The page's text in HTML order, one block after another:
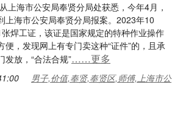
上海市公安局奉贤分局处获悉，今年4月，
上海市公安局奉贤分局报案。2023年10
焊工证，该证是国家规定的特种作业操作
便，发现网上有专门卖这种“证件”的，且承
发放，“合法合规”……更多
男子,价值,奉贤,奉贤区,师傅,上海市公